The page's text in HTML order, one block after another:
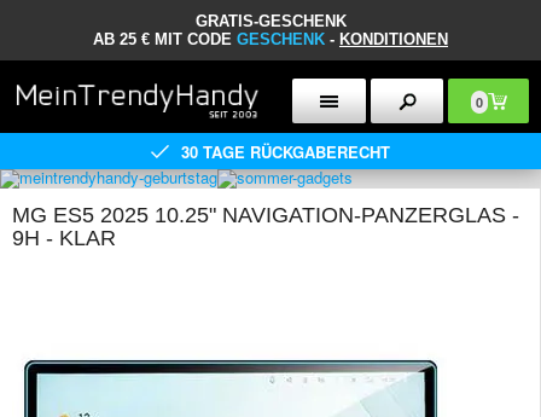
GRATIS-GESCHENK
AB 25 € MIT CODE GESCHENK - KONDITIONEN
0
30 TAGE RÜCKGABERECHT
MG ES5 2025 10.25" NAVIGATION-PANZERGLAS -
9H - KLAR